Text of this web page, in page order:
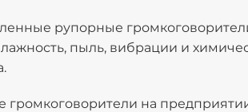
рупорные
пыль, вибрации и
громкоговорители на